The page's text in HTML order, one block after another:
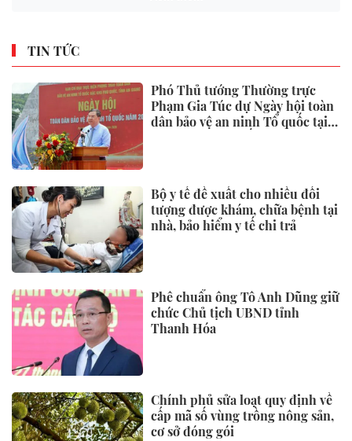
TIN TỨC
Phó Thủ tướng Thường trực
Phạm Gia Túc dự Ngày hội toàn
dân bảo vệ an ninh Tổ quốc tại
Bộ y tế đề xuất cho nhiều đối
tượng được khám, chữa bệnh tại
nhà, bảo hiểm y tế chi trả
Phê chuẩn ông Tô Anh Dũng giữ
chức Chủ tịch UBND tỉnh
Thanh Hóa
Chính phủ sửa loạt quy định về
cấp mã số vùng trồng nông sản,
cơ sở đóng gói